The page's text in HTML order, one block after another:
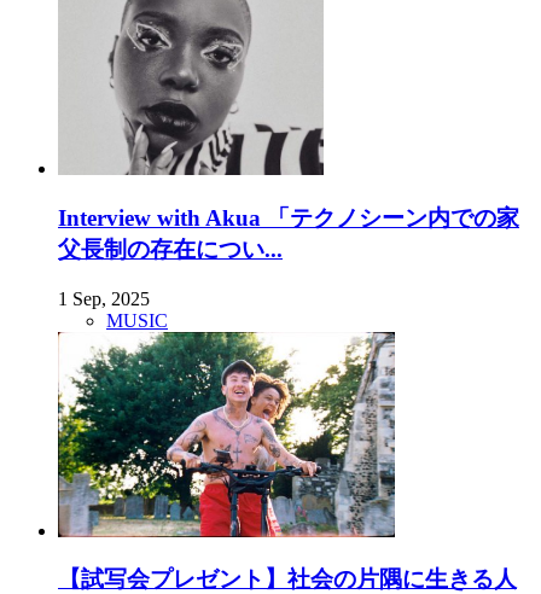
Interview with Akua 「テクノシーン内での家
父長制の存在につい...
1 Sep, 2025
MUSIC
【試写会プレゼント】社会の片隅に生きる人